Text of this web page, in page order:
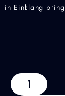
und natürliche